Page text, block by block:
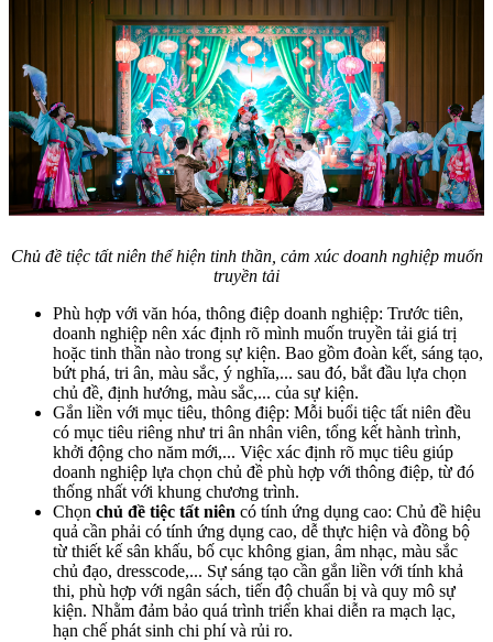
Chủ đề tiệc tất niên thể hiện tinh thần, cảm xúc doanh nghiệp muốn
truyền tải
Phù hợp với văn hóa, thông điệp doanh nghiệp: Trước tiên,
doanh nghiệp nên xác định rõ mình muốn truyền tải giá trị
hoặc tinh thần nào trong sự kiện. Bao gồm đoàn kết, sáng tạo,
bứt phá, tri ân, màu sắc, ý nghĩa,... sau đó, bắt đầu lựa chọn
chủ đề, định hướng, màu sắc,... của sự kiện.
Gắn liền với mục tiêu, thông điệp: Mỗi buổi tiệc tất niên đều
có mục tiêu riêng như tri ân nhân viên, tổng kết hành trình,
khởi động cho năm mới,... Việc xác định rõ mục tiêu giúp
doanh nghiệp lựa chọn chủ đề phù hợp với thông điệp, từ đó
thống nhất với khung chương trình.
Chọn chủ đề tiệc tất niên có tính ứng dụng cao: Chủ đề hiệu
quả cần phải có tính ứng dụng cao, dễ thực hiện và đồng bộ
từ thiết kế sân khấu, bố cục không gian, âm nhạc, màu sắc
chủ đạo, dresscode,... Sự sáng tạo cần gắn liền với tính khả
thi, phù hợp với ngân sách, tiến độ chuẩn bị và quy mô sự
kiện. Nhằm đảm bảo quá trình triển khai diễn ra mạch lạc,
hạn chế phát sinh chi phí và rủi ro.